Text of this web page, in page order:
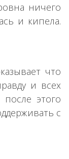
ничего
и кипела.
что
и всех
этого
с